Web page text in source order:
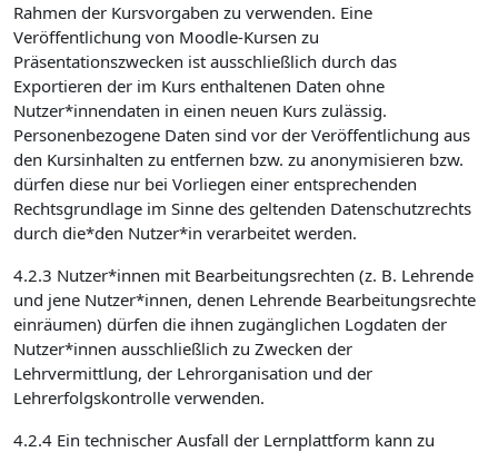
Rahmen der Kursvorgaben zu verwenden. Eine
Veröffentlichung von Moodle-Kursen zu
Präsentationszwecken ist ausschließlich durch das
Exportieren der im Kurs enthaltenen Daten ohne
Nutzer*innendaten in einen neuen Kurs zulässig.
Personenbezogene Daten sind vor der Veröffentlichung aus
den Kursinhalten zu entfernen bzw. zu anonymisieren bzw.
dürfen diese nur bei Vorliegen einer entsprechenden
Rechtsgrundlage im Sinne des geltenden Datenschutzrechts
durch die*den Nutzer*in verarbeitet werden.
4.2.3 Nutzer*innen mit Bearbeitungsrechten (z. B. Lehrende
und jene Nutzer*innen, denen Lehrende Bearbeitungsrechte
einräumen) dürfen die ihnen zugänglichen Logdaten der
Nutzer*innen ausschließlich zu Zwecken der
Lehrvermittlung, der Lehrorganisation und der
Lehrerfolgskontrolle verwenden.
4.2.4 Ein technischer Ausfall der Lernplattform kann zu